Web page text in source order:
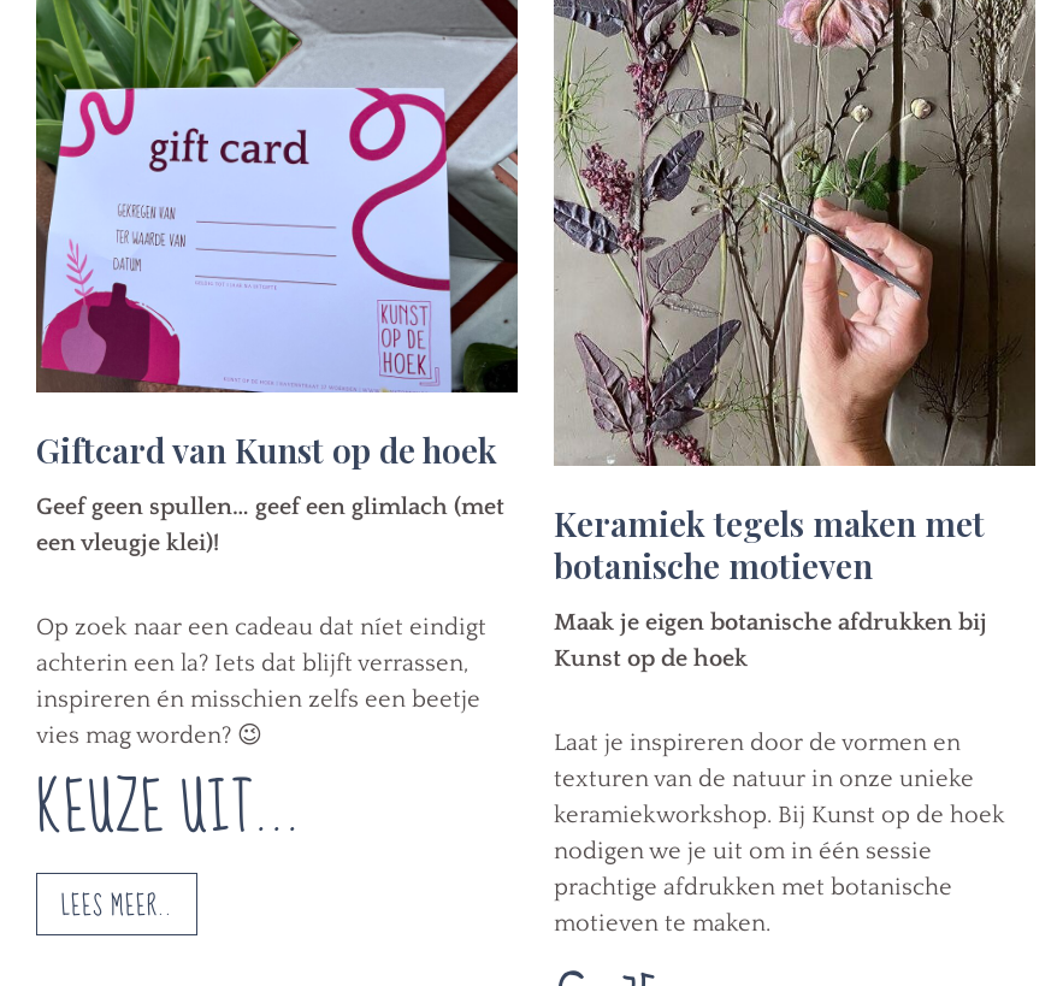
Giftcard van Kunst op de hoek
Geef geen spullen… geef een glimlach (met
een vleugje klei)!
Op zoek naar een cadeau dat níet eindigt
achterin een la? Iets dat blijft verrassen,
inspireren én misschien zelfs een beetje
vies mag worden? 😉
KEUZE UIT...
LEES MEER..
Keramiek tegels maken met
botanische motieven
Maak je eigen botanische afdrukken bij
Kunst op de hoek
Laat je inspireren door de vormen en
texturen van de natuur in onze unieke
keramiekworkshop. Bij Kunst op de hoek
nodigen we je uit om in één sessie
prachtige afdrukken met botanische
motieven te maken.